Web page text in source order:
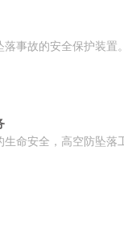
事故的安全保护装
命安全，高空防坠